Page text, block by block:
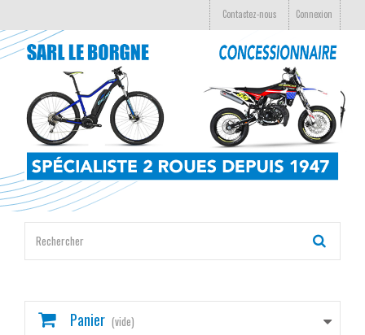
Connexion
Contactez-nous
Panier (vide)